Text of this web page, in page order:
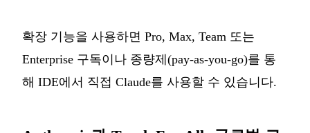
확장 기능을 사용하면 Pro, Max, Team 또는
Enterprise 구독이나 종량제(pay-as-you-go)를 통
해 IDE에서 직접 Claude를 사용할 수 있습니다.